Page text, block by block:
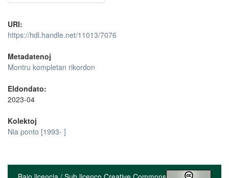
URI:
https://hdl.handle.net/11013/7076
Metadatenoj
Montru kompletan rikordon
Eldondato:
2023-04
Kolektoj
Nia ponto [1993- ]